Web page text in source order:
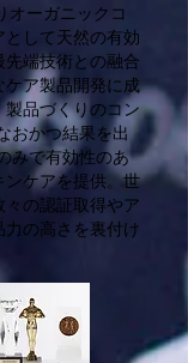
オーガニックコ
して天然の有効
端技術との融合
ア製品開発に成
品づくりのコン
おかつ結果を出
みで有効性のあ
ケアを提供。世
の認証取得やア
の高さを裏付け